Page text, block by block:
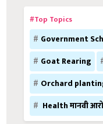
#Top Topics
Government
Goat Rearing
Orchard
Health मानवी